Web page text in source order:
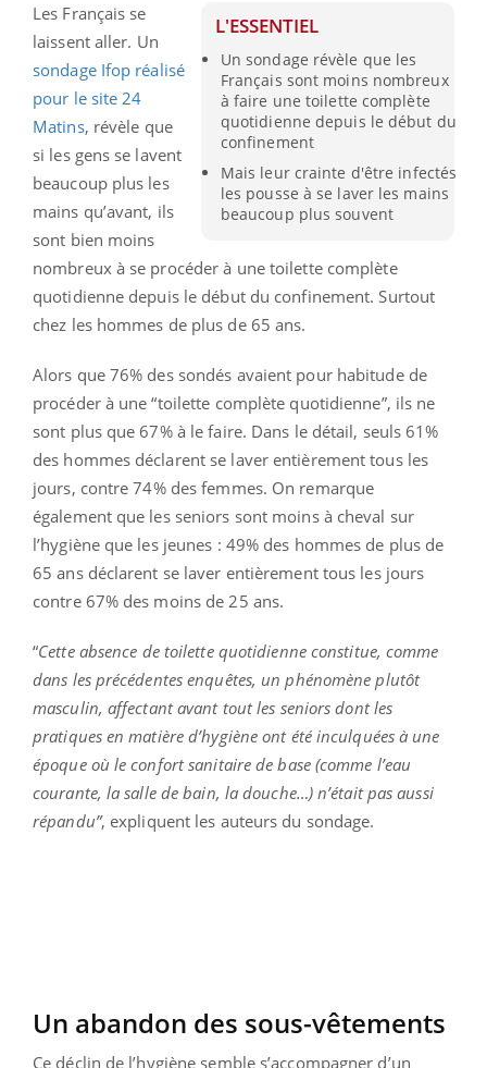
L'ESSENTIEL
Un sondage révèle que les
Français sont moins nombreux
à faire une toilette complète
quotidienne depuis le début du
confinement
Mais leur crainte d'être infectés
les pousse à se laver les mains
beaucoup plus souvent
Les Français se
laissent aller. Un
sondage Ifop réalisé
pour le site 24
Matins, révèle que
si les gens se lavent
beaucoup plus les
mains qu’avant, ils
sont bien moins
nombreux à se procéder à une toilette complète
quotidienne depuis le début du confinement. Surtout
chez les hommes de plus de 65 ans.
Alors que 76% des sondés avaient pour habitude de
procéder à une “toilette complète quotidienne”, ils ne
sont plus que 67% à le faire. Dans le détail, seuls 61%
des hommes déclarent se laver entièrement tous les
jours, contre 74% des femmes. On remarque
également que les seniors sont moins à cheval sur
l’hygiène que les jeunes : 49% des hommes de plus de
65 ans déclarent se laver entièrement tous les jours
contre 67% des moins de 25 ans.
“Cette absence de toilette quotidienne constitue, comme
dans les précédentes enquêtes, un phénomène plutôt
masculin, affectant avant tout les seniors dont les
pratiques en matière d’hygiène ont été inculquées à une
époque où le confort sanitaire de base (comme l’eau
courante, la salle de bain, la douche…) n’était pas aussi
répandu”, expliquent les auteurs du sondage.
Un abandon des sous-vêtements
Ce déclin de l’hygiène semble s’accompagner d’un